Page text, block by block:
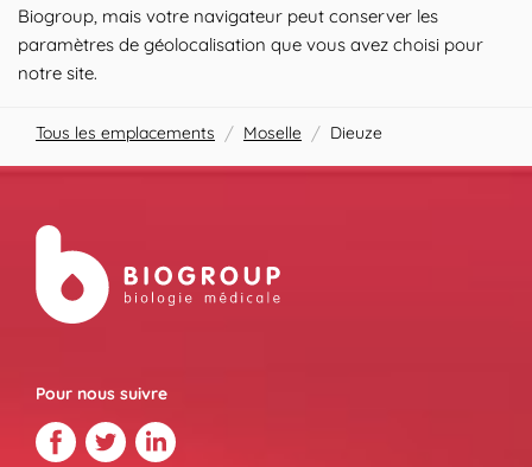
Biogroup, mais votre navigateur peut conserver les
paramètres de géolocalisation que vous avez choisi pour
notre site.
Tous les emplacements / Moselle / Dieuze
Pour nous suivre